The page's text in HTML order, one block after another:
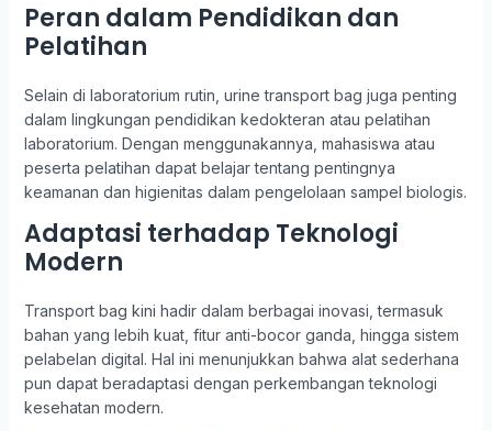
Peran dalam Pendidikan dan
Pelatihan
Selain di laboratorium rutin, urine transport bag juga penting
dalam lingkungan pendidikan kedokteran atau pelatihan
laboratorium. Dengan menggunakannya, mahasiswa atau
peserta pelatihan dapat belajar tentang pentingnya
keamanan dan higienitas dalam pengelolaan sampel biologis.
Adaptasi terhadap Teknologi
Modern
Transport bag kini hadir dalam berbagai inovasi, termasuk
bahan yang lebih kuat, fitur anti-bocor ganda, hingga sistem
pelabelan digital. Hal ini menunjukkan bahwa alat sederhana
pun dapat beradaptasi dengan perkembangan teknologi
kesehatan modern.